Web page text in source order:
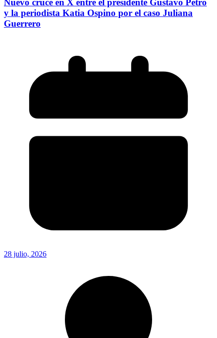
Nuevo cruce en X entre el presidente Gustavo Petro
y la periodista Katia Ospino por el caso Juliana
Guerrero
28 julio, 2026